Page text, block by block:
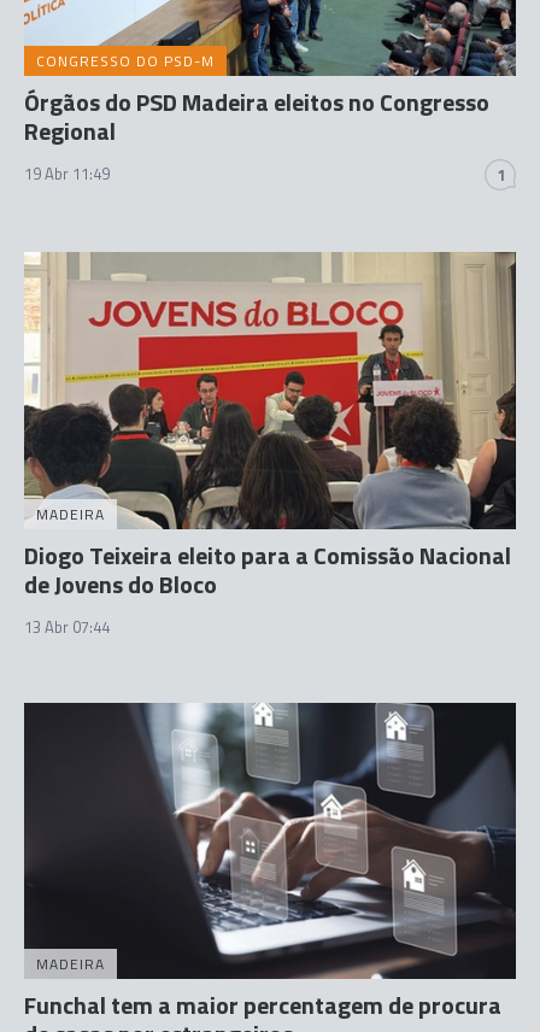
CONGRESSO DO PSD-M
Órgãos do PSD Madeira eleitos no Congresso
Regional
19 Abr 11:49 1
MADEIRA
Diogo Teixeira eleito para a Comissão Nacional
de Jovens do Bloco
13 Abr 07:44
MADEIRA
Funchal tem a maior percentagem de procura